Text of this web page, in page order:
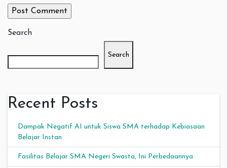
Search
Search
Recent Posts
Dampak Negatif AI untuk Siswa SMA terhadap Kebiasaan
Belajar Instan
Fasilitas Belajar SMA Negeri Swasta, Ini Perbedaannya